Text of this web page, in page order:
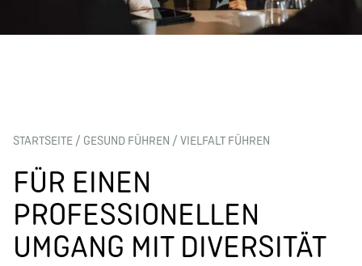
STARTSEITE / GESUND FÜHREN / VIELFALT FÜHREN
FÜR EINEN
PROFESSIONELLEN
UMGANG MIT DIVERSITÄT